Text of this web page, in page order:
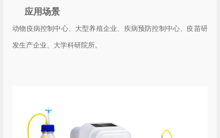
应用场景
动物疫病控制中心、大型养殖企业、疾病预防控制中心、疫苗研
发生产企业、大学科研院所。